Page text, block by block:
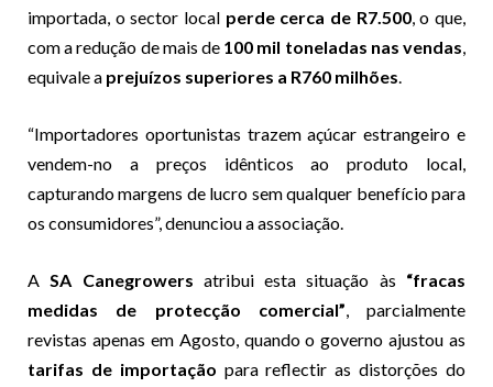
importada, o sector local perde cerca de R7.500, o que,
com a redução de mais de 100 mil toneladas nas vendas,
equivale a prejuízos superiores a R760 milhões.
“Importadores oportunistas trazem açúcar estrangeiro e
vendem-no a preços idênticos ao produto local,
capturando margens de lucro sem qualquer benefício para
os consumidores”, denunciou a associação.
ASA Canegrowers atribui esta situação às “fracas
medidas de protecção comercial”, parcialmente
revistas apenas em Agosto, quando o governo ajustou as
tarifas de importação para reflectir as distorções do